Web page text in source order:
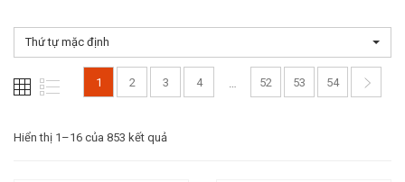
Thứ tự mặc định
1 2 3 4 52 53 54
Hiển thị 1–16 của 853 kết quả